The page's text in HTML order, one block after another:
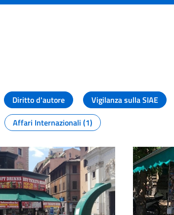
Diritto d'autore Vigilanza sulla SIAE
Affari Internazionali (1)